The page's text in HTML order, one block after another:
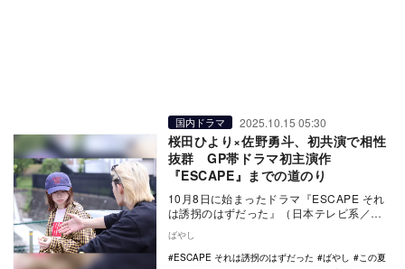
国内ドラマ 2025.10.15 05:30
桜田ひより×佐野勇斗、初共演で相性
抜群 GP帯ドラマ初主演作
『ESCAPE』までの道のり
10月8日に始まったドラマ『ESCAPE それ
は誘拐のはずだった』（日本テレビ系／以
れ…
ばやし
ESCAPE それは誘拐のはずだった
ばやし
この夏